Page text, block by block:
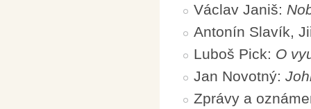
Václav Janiš:
Antonín Slavík,
Luboš Pick: O
Jan Novotný:
Zprávy a